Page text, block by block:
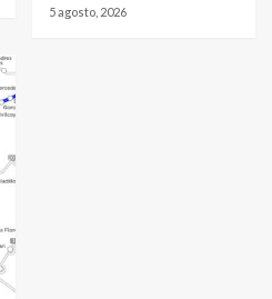
5 agosto, 2026